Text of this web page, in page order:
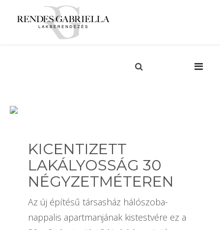
KICENTIZETT
LAKÁLYOSSÁG 30
NÉGYZETMÉTEREN
Az új építésű társasház hálószoba-
nappalis apartmanjának kistestvére ez a